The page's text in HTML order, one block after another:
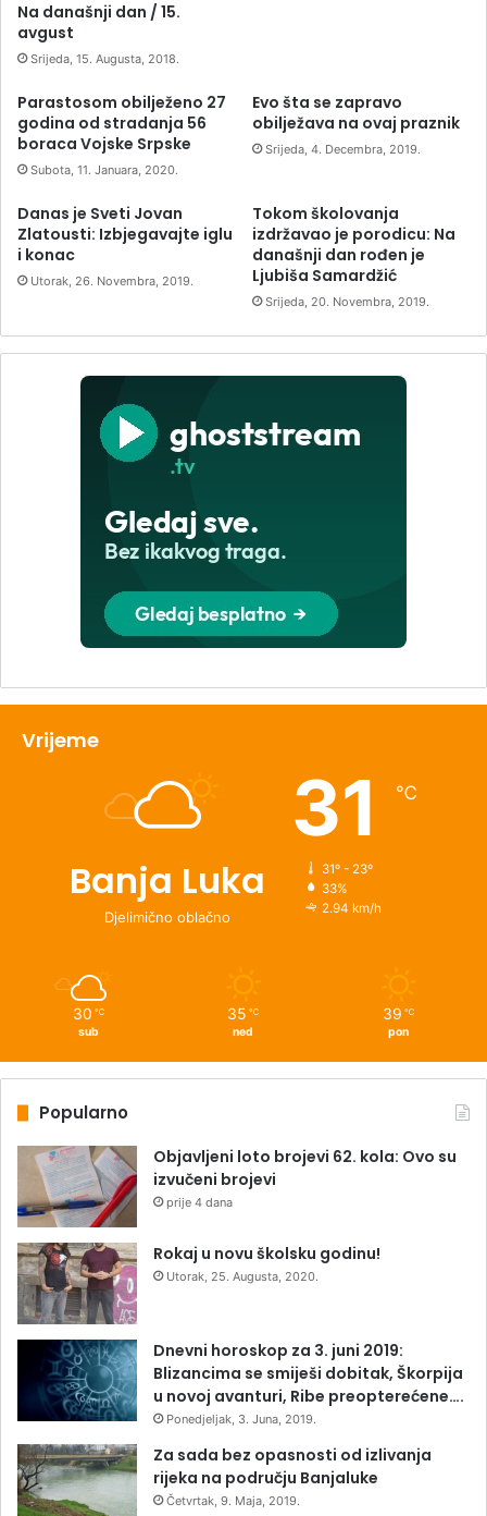
Na današnji dan / 15.
avgust
Srijeda, 15. Augusta, 2018.
Parastosom obilježeno 27
godina od stradanja 56
boraca Vojske Srpske
Subota, 11. Januara, 2020.
Evo šta se zapravo
obilježava na ovaj praznik
Srijeda, 4. Decembra, 2019.
Danas je Sveti Jovan
Zlatousti: Izbjegavajte iglu
i konac
Utorak, 26. Novembra, 2019.
Tokom školovanja
izdržavao je porodicu: Na
današnji dan rođen je
Ljubiša Samardžić
Srijeda, 20. Novembra, 2019.
Vrijeme
Banja Luka
Djelimično oblačno
31 ℃
31º - 23º
33%
2.94 km/h
30 ℃
sub
35 ℃
ned
39 ℃
pon
Popularno
Objavljeni loto brojevi 62. kola: Ovo su
izvučeni brojevi
prije 4 dana
Rokaj u novu školsku godinu!
Utorak, 25. Augusta, 2020.
Dnevni horoskop za 3. juni 2019:
Blizancima se smiješi dobitak, Škorpija
u novoj avanturi, Ribe preopterećene….
Ponedjeljak, 3. Juna, 2019.
Za sada bez opasnosti od izlivanja
rijeka na području Banjaluke
Četvrtak, 9. Maja, 2019.